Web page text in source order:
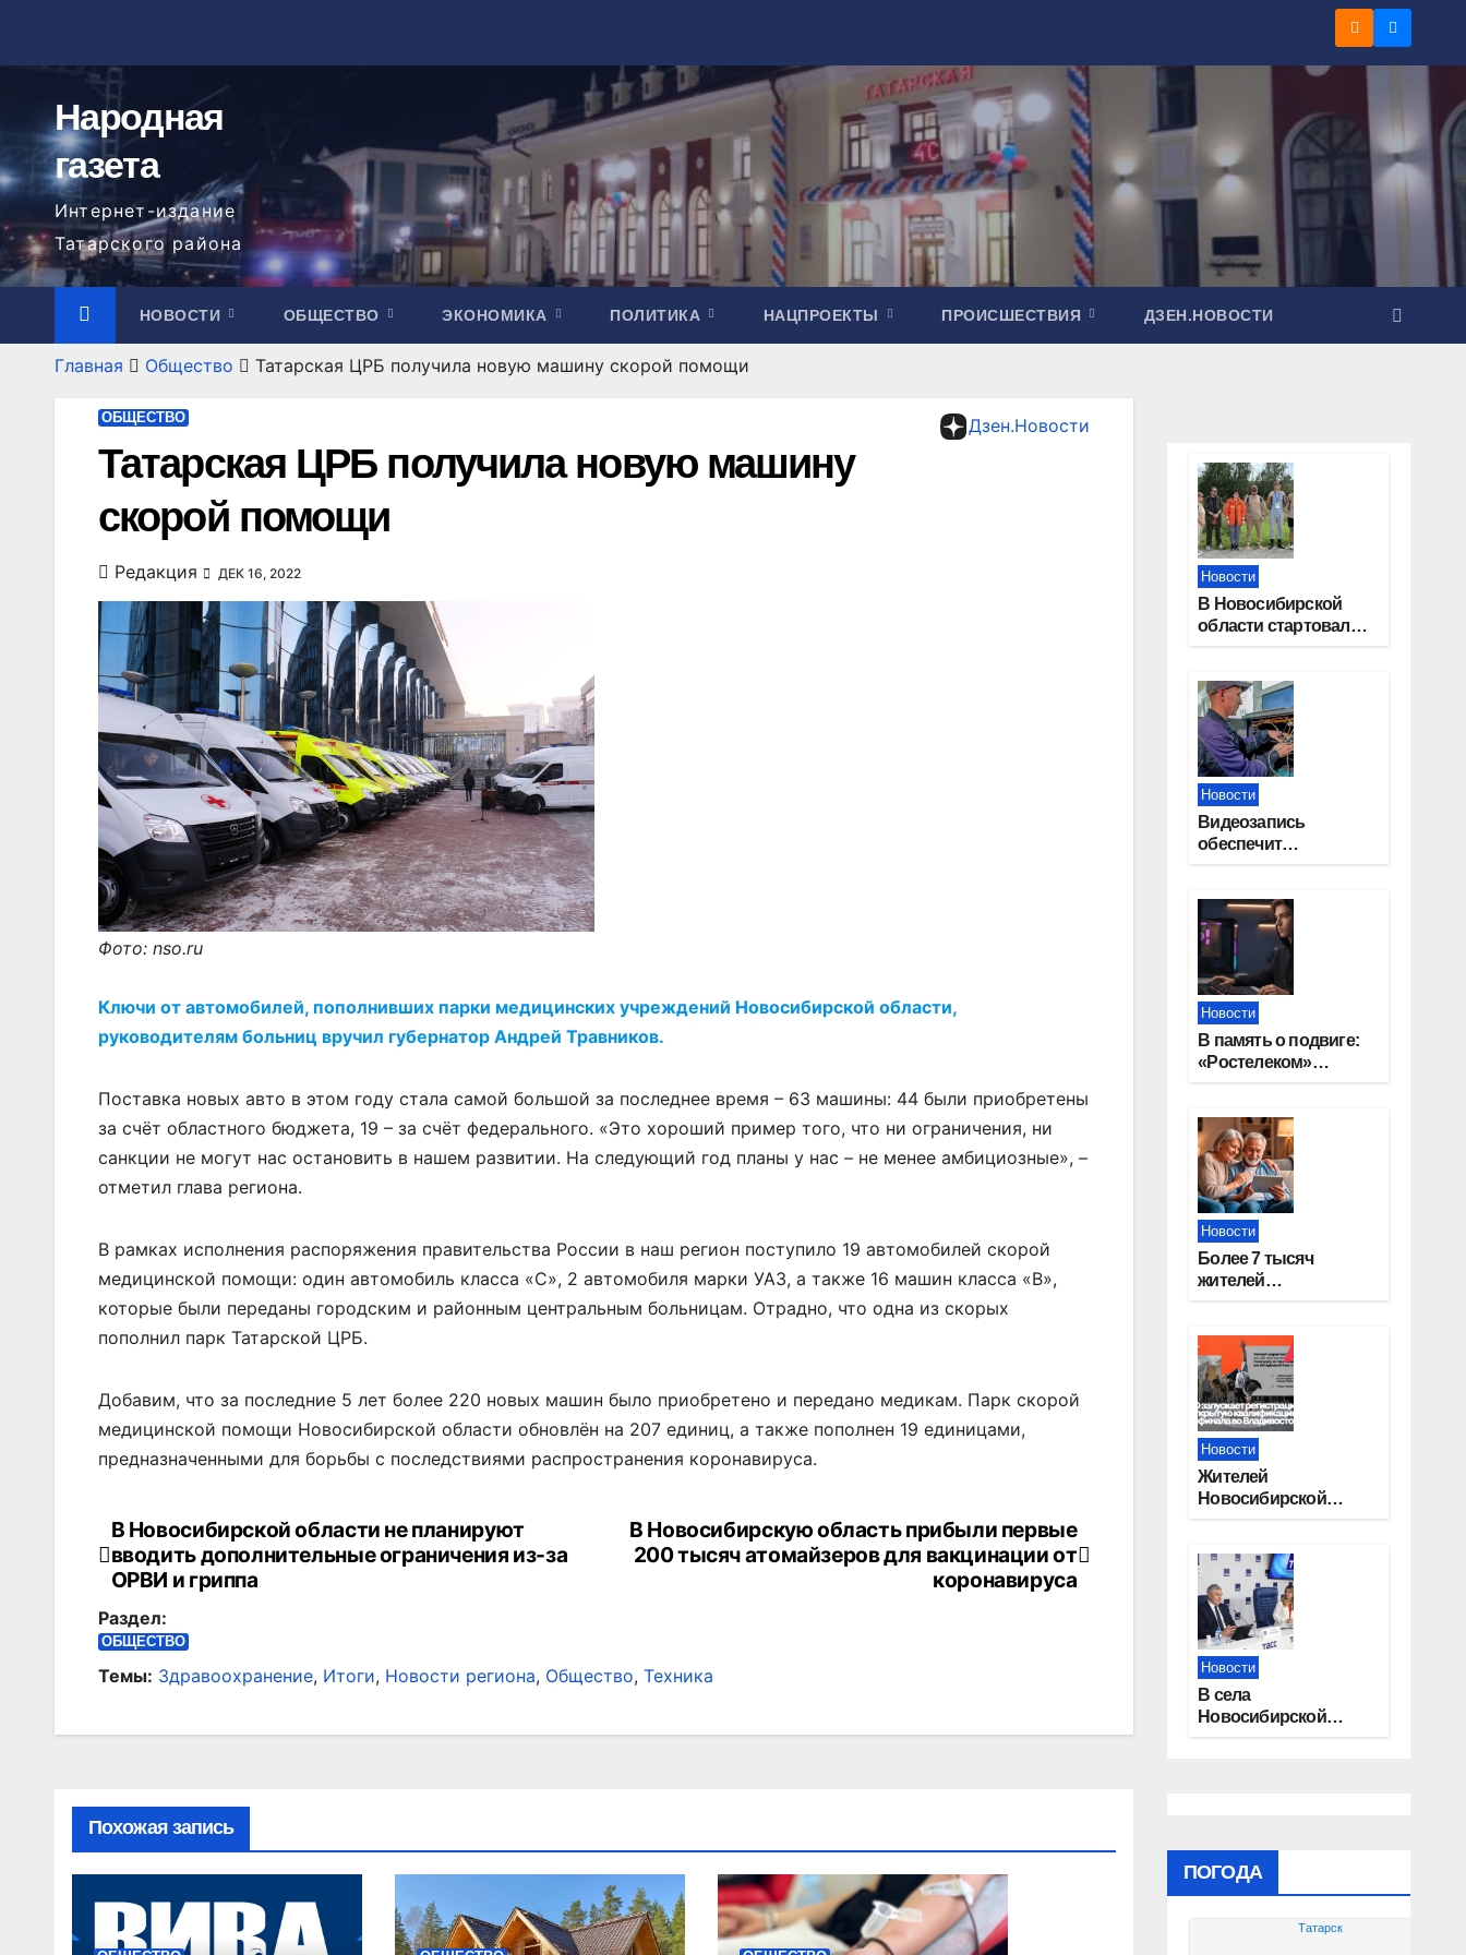
содержимому
Народная
газета
Интернет-издание
Татарского района
НОВОСТИ ОБЩЕСТВО ЭКОНОМИКА ПОЛИТИКА НАЦПРОЕКТЫ ПРОИСШЕСТВИЯ ДЗЕН.НОВОСТИ
Главная Общество Татарская ЦРБ получила новую машину скорой помощи
Дзен.Новости
ОБЩЕСТВО
Татарская ЦРБ получила новую машину
скорой помощи
Редакция ДЕК 16, 2022
Фото: nso.ru
Ключи от автомобилей, пополнивших парки медицинских учреждений Новосибирской области,
руководителям больниц вручил губернатор Андрей Травников.
Поставка новых авто в этом году стала самой большой за последнее время – 63 машины: 44 были приобретены
за счёт областного бюджета, 19 – за счёт федерального. «Это хороший пример того, что ни ограничения, ни
санкции не могут нас остановить в нашем развитии. На следующий год планы у нас – не менее амбициозные», –
отметил глава региона.
В рамках исполнения распоряжения правительства России в наш регион поступило 19 автомобилей скорой
медицинской помощи: один автомобиль класса «С», 2 автомобиля марки УАЗ, а также 16 машин класса «В»,
которые были переданы городским и районным центральным больницам. Отрадно, что одна из скорых
пополнил парк Татарской ЦРБ.
Добавим, что за последние 5 лет более 220 новых машин было приобретено и передано медикам. Парк скорой
медицинской помощи Новосибирской области обновлён на 207 единиц, а также пополнен 19 единицами,
предназначенными для борьбы с последствиями распространения коронавируса.
Навигация
по
записям
В Новосибирскую область прибыли первые
200 тысяч атомайзеров для вакцинации от
коронавируса
В Новосибирской области не планируют
вводить дополнительные ограничения из-за
ОРВИ и гриппа
Раздел:
ОБЩЕСТВО
Темы: Здравоохранение, Итоги, Новости региона, Общество, Техника
Похожая запись
Новости
В Новосибирской
области стартовал
Новости
Видеозапись
обеспечит
Новосибирской
области
Новости
В память о подвиге:
«Ростелеком»
за Москву»
Новости
Более 7 тысяч
жителей
увеличение пенсии
после 80 лет
Новости
Жителей
Новосибирской
квалификацию
премии «КАРДО»
Новости
В села
Новосибирской
ПОГОДА
Татарск